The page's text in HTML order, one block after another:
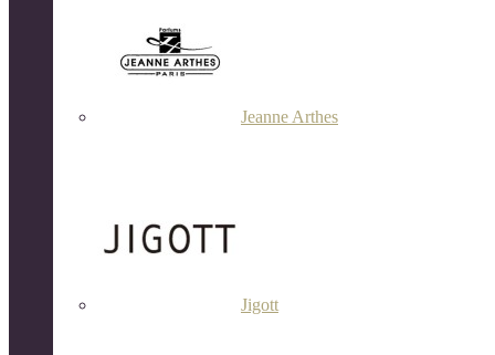
Jeanne Arthes
Jigott